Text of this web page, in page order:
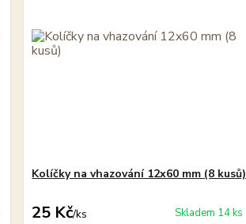
Kolíčky na vhazování 12x60 mm (8 kusů)
25 Kč/ks Skladem 14 ks